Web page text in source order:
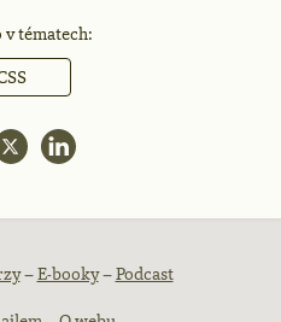
v tématech:
–E-booky–Podcast